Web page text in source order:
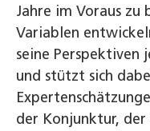
Jahre im Voraus zu
Variablen
seine
und stützt sich
der Konjunktur,